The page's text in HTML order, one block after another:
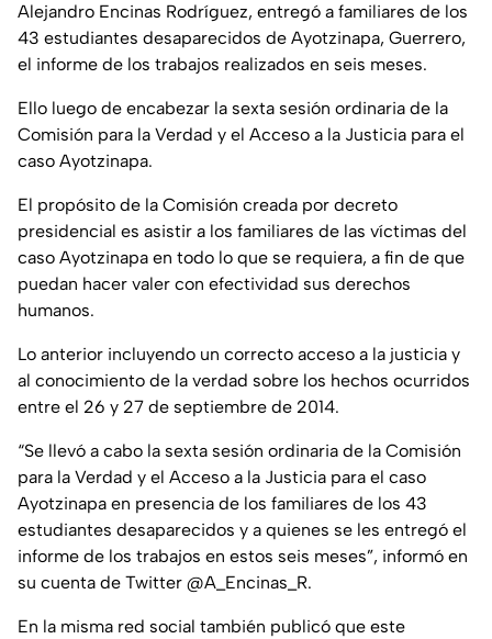
Alejandro Encinas Rodríguez, entregó a familiares de los
43 estudiantes desaparecidos de Ayotzinapa, Guerrero,
el informe de los trabajos realizados en seis meses.
Ello luego de encabezar la sexta sesión ordinaria de la
Comisión para la Verdad y el Acceso a la Justicia para el
caso Ayotzinapa.
El propósito de la Comisión creada por decreto
presidencial es asistir a los familiares de las víctimas del
caso Ayotzinapa en todo lo que se requiera, a fin de que
puedan hacer valer con efectividad sus derechos
humanos.
Lo anterior incluyendo un correcto acceso a la justicia y
al conocimiento de la verdad sobre los hechos ocurridos
entre el 26 y 27 de septiembre de 2014.
“Se llevó a cabo la sexta sesión ordinaria de la Comisión
para la Verdad y el Acceso a la Justicia para el caso
Ayotzinapa en presencia de los familiares de los 43
estudiantes desaparecidos y a quienes se les entregó el
informe de los trabajos en estos seis meses”, informó en
su cuenta de Twitter @A_Encinas_R.
En la misma red social también publicó que este